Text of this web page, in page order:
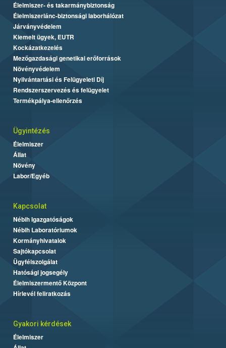
Élelmiszer- és takarmánybiztonság
Élelmiszerlánc-biztonsági laborhálózat
Járványvédelem
Kiemelt ügyek, EUTR
Kockázatkezelés
Mezőgazdasági genetikai erőforrások
Növényvédelem
Nyilvántartási és Felügyeleti Díj
Rendszerszervezés és felügyelet
Termékpálya-ellenőrzés
Ügyintézés
Élelmiszer
Állat
Növény
Labor/Egyéb
Kapcsolat
Nébih Igazgatóságok
Nébih Laboratóriumok
Kormányhivatalok
Sajtókapcsolat
Ügyfélszolgálat
Hatósági jogsegély
Élelmiszermentő Központ
Hírlevél feliratkozás
Gyakori kérdések
Élelmiszer